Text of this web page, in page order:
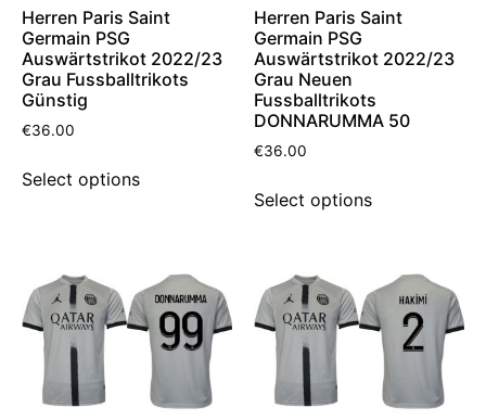
Herren Paris Saint
Germain PSG
Auswärtstrikot 2022/23
Grau Fussballtrikots
Günstig
€36.00
Select options
Herren Paris Saint
Germain PSG
Auswärtstrikot 2022/23
Grau Neuen
Fussballtrikots
DONNARUMMA 50
€36.00
Select options